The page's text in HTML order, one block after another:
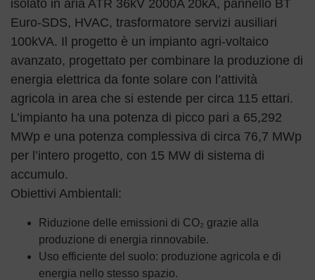
isolato in aria ATR 36kV 2000A 20kA, pannello BT
Euro-SDS, HVAC, trasformatore servizi ausiliari
100kVA. Il progetto è un impianto agri-voltaico
avanzato, progettato per combinare la produzione di
energia elettrica da fonte solare con l’attività
agricola in area che si estende per circa 115 ettari.
L’impianto ha una potenza di picco pari a 65,292
MWp e una potenza complessiva di circa 76,7 MWp
per l’intero progetto, con 15 MW di sistema di
accumulo.
Obiettivi Ambientali:
Riduzione delle emissioni di CO₂ grazie alla
produzione di energia rinnovabile.
Uso efficiente del suolo: produzione agricola e di
energia nello stesso spazio.